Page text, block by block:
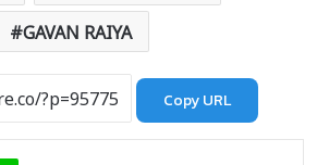
GAVAN RAIYA
Copy URL